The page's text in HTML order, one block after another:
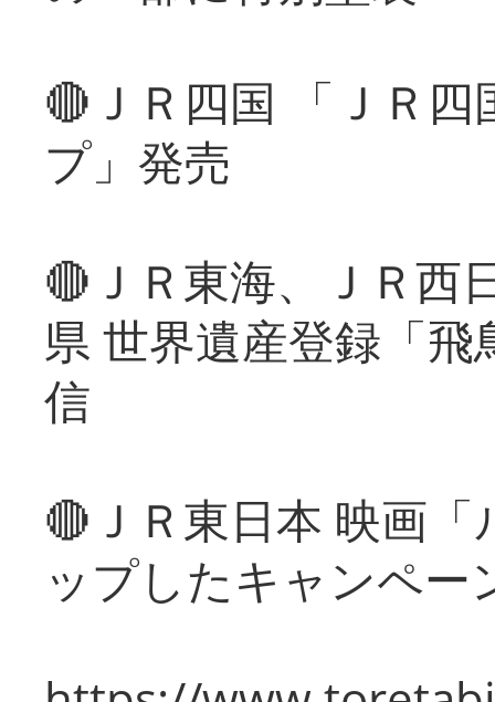
🔴ＪＲ四国 「ＪＲ
プ」発売
🔴ＪＲ東海、ＪＲ西
県 世界遺産登録「
信
🔴ＪＲ東日本 映画
ップしたキャンペー